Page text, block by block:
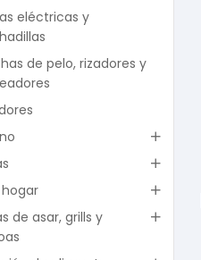
eléctricas y
de pelo, rizadores y
de asar, grills y